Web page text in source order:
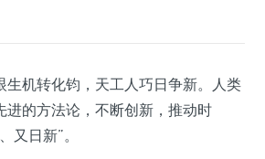
生机转化钧，天工人巧日争新。人类
进的方法论，不断创新，推动时
又日新”。